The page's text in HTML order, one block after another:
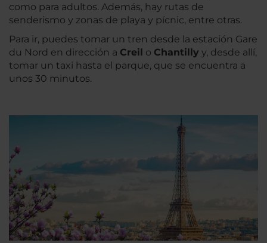
como para adultos. Además, hay rutas de
senderismo y zonas de playa y pícnic, entre otras.
Para ir, puedes tomar un tren desde la estación Gare
du Nord en dirección a Creil o Chantilly y, desde allí,
tomar un taxi hasta el parque, que se encuentra a
unos 30 minutos.